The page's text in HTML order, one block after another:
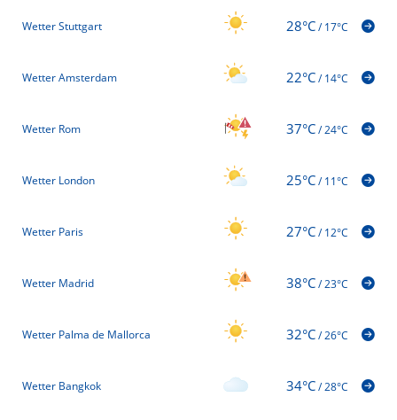
Wetter Stuttgart 28°C/17°C
Wetter Amsterdam 22°C/14°C
Wetter Rom 37°C/24°C
Wetter London 25°C/11°C
Wetter Paris 27°C/12°C
Wetter Madrid 38°C/23°C
Wetter Palma de Mallorca 32°C/26°C
Wetter Bangkok 34°C/28°C